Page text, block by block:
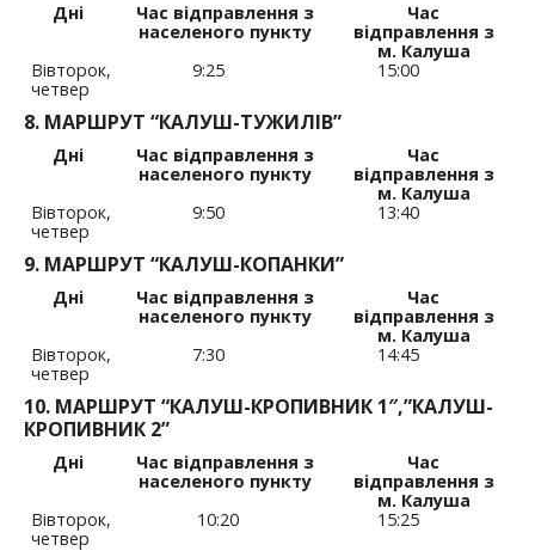
Дні
Час відправлення з
населеного пункту
Час
відправлення з
м. Калуша
Вівторок,
четвер
9:25 15:00
8. МАРШРУТ “КАЛУШ-ТУЖИЛІВ”
Дні
Час відправлення з
населеного пункту
Час
відправлення з
м. Калуша
Вівторок,
четвер
9:50 13:40
9. МАРШРУТ “КАЛУШ-КОПАНКИ”
Дні
Час відправлення з
населеного пункту
Час
відправлення з
м. Калуша
Вівторок,
четвер
7:30 14:45
10. МАРШРУТ “КАЛУШ-КРОПИВНИК 1″,”КАЛУШ-
КРОПИВНИК 2”
Дні
Час відправлення з
населеного пункту
Час
відправлення з
м. Калуша
Вівторок,
четвер
10:20 15:25